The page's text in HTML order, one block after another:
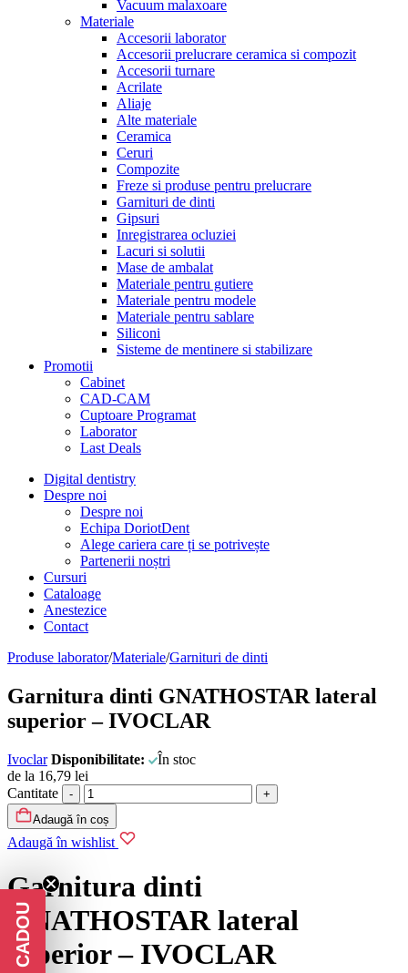
Vacuum malaxoare
Materiale
Accesorii laborator
Accesorii prelucrare ceramica si compozit
Accesorii turnare
Acrilate
Aliaje
Alte materiale
Ceramica
Ceruri
Compozite
Freze si produse pentru prelucrare
Garnituri de dinti
Gipsuri
Inregistrarea ocluziei
Lacuri si solutii
Mase de ambalat
Materiale pentru gutiere
Materiale pentru modele
Materiale pentru sablare
Siliconi
Sisteme de mentinere si stabilizare
Promotii
Cabinet
CAD-CAM
Cuptoare Programat
Laborator
Last Deals
Digital dentistry
Despre noi
Despre noi
Echipa DoriotDent
Alege cariera care ți se potrivește
Partenerii noștri
Cursuri
Cataloage
Anestezice
Contact
Produse laborator/Materiale/Garnituri de dinti
Garnitura dinti GNATHOSTAR lateral
superior – IVOCLAR
Ivoclar Disponibilitate:
În stoc
de la 16,79 lei
Cantitate
Adaugă în coș
Adaugă în wishlist
Garnitura dinti
GNATHOSTAR lateral
superior – IVOCLAR